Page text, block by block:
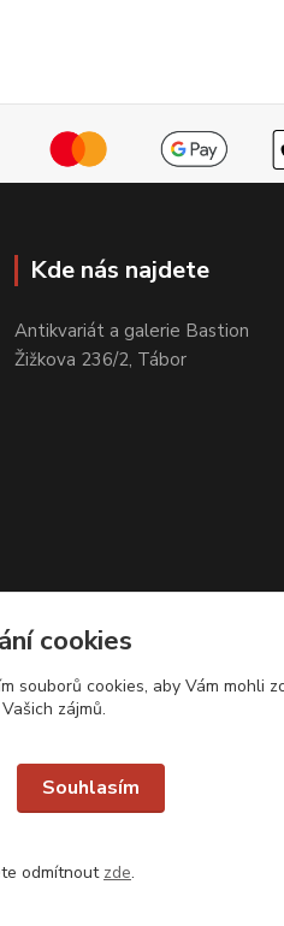
Kde nás najdete
Antikvariát a galerie Bastion
Žižkova 236/2, Tábor
cookies.
cookies
souborů cookies, aby Vám mohli
zájmů.
Souhlasím
odmítnout zde.